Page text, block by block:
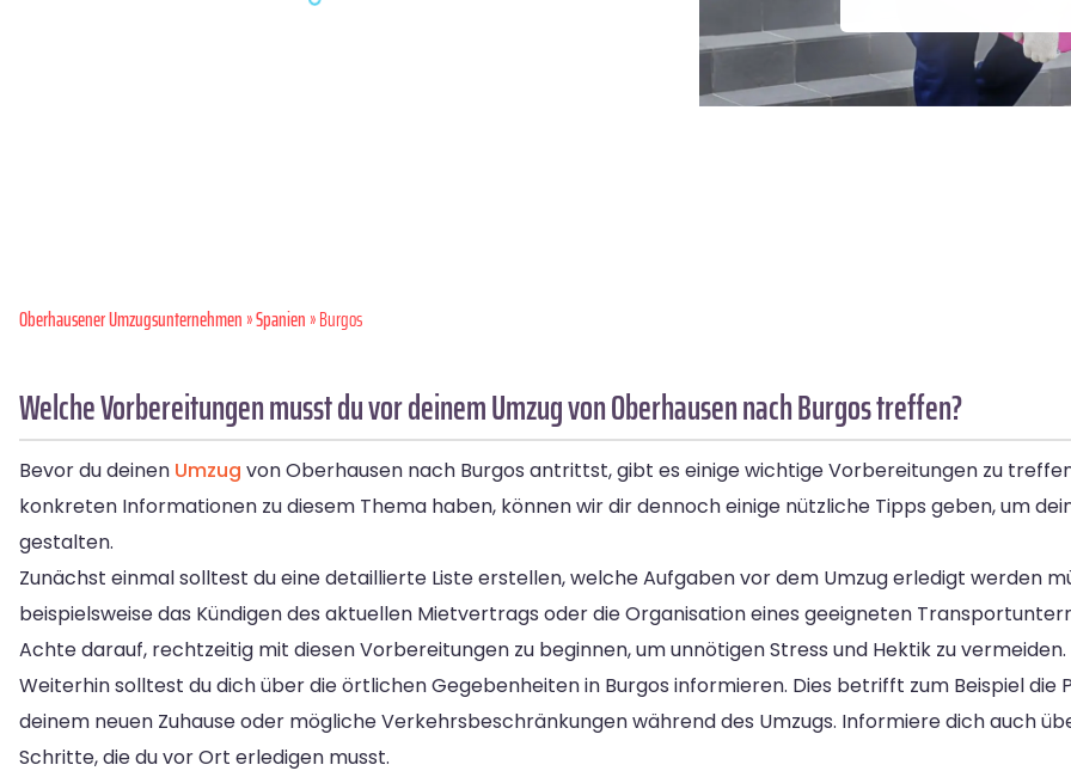
Oberhausener Umzugsunternehmen»Spanien» Burgos
Welche Vorbereitungen musst du vor deinem Umzug von Oberhausen nach Burgos treffen?
Bevor du deinen Umzug von Oberhausen nach Burgos antrittst, gibt es einige wichtige Vorbereitungen zu
konkreten Informationen zu diesem Thema haben, können wir dir dennoch einige nützliche Tipps geben, um
gestalten.
Zunächst einmal solltest du eine detaillierte Liste erstellen, welche Aufgaben vor dem Umzug erledigt werden
beispielsweise das Kündigen des aktuellen Mietvertrags oder die Organisation eines geeigneten
Achte darauf, rechtzeitig mit diesen Vorbereitungen zu beginnen, um unnötigen Stress und Hektik zu vermeiden.
Weiterhin solltest du dich über die örtlichen Gegebenheiten in Burgos informieren. Dies betrifft zum Beispiel die
deinem neuen Zuhause oder mögliche Verkehrsbeschränkungen während des Umzugs. Informiere dich auch
Schritte, die du vor Ort erledigen musst.